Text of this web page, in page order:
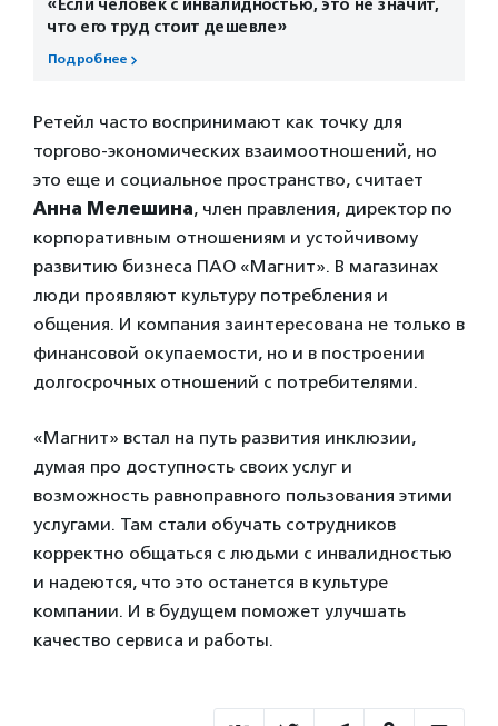
«Если человек с инвалидностью, это не значит,
что его труд стоит дешевле»
Подробнее
Ретейл часто воспринимают как точку для
торгово-экономических взаимоотношений, но
это еще и социальное пространство, считает
Анна Мелешина, член правления, директор по
корпоративным отношениям и устойчивому
развитию бизнеса ПАО «Магнит». В магазинах
люди проявляют культуру потребления и
общения. И компания заинтересована не только в
финансовой окупаемости, но и в построении
долгосрочных отношений с потребителями.
«Магнит» встал на путь развития инклюзии,
думая про доступность своих услуг и
возможность равноправного пользования этими
услугами. Там стали обучать сотрудников
корректно общаться с людьми с инвалидностью
и надеются, что это останется в культуре
компании. И в будущем поможет улучшать
качество сервиса и работы.